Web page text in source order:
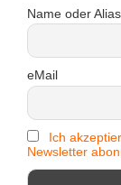
Name oder Alias
eMail
Ich
Newsletter